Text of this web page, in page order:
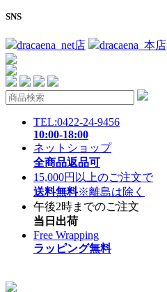
SNS
dracaena_net店 dracaena_本店
TEL:0422-24-9456
10:00-18:00
ネットショップ
全商品返品可
15,000円以上のご注文で
送料無料※離島は除く
午後2時までのご注文
当日出荷
Free Wrapping
ラッピング無料